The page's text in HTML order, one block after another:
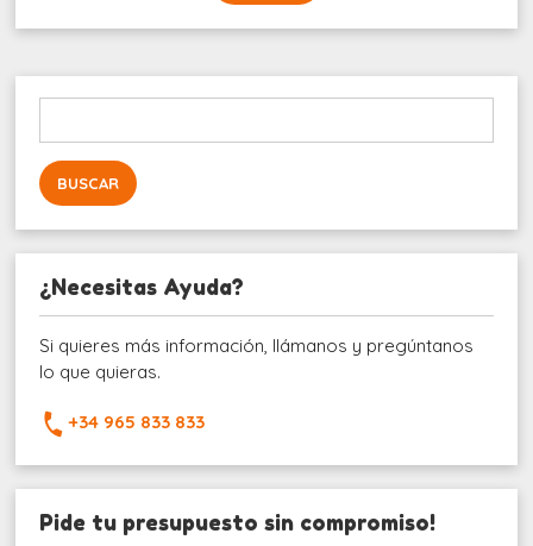
¿Necesitas Ayuda?
Si quieres más información, llámanos y pregúntanos
lo que quieras.
+34 965 833 833
Pide tu presupuesto sin compromiso!